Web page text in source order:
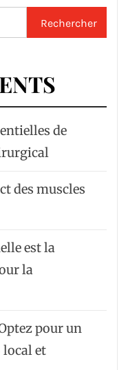
de
des muscles
est la
la
pour un
local et